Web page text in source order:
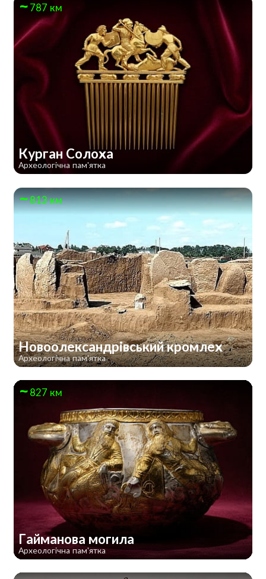
787 км
Курган Солоха
Археологічна пам'ятка
813 км
Новоолександрівський кромлех
Археологічна пам'ятка
827 км
Гайманова могила
Археологічна пам'ятка